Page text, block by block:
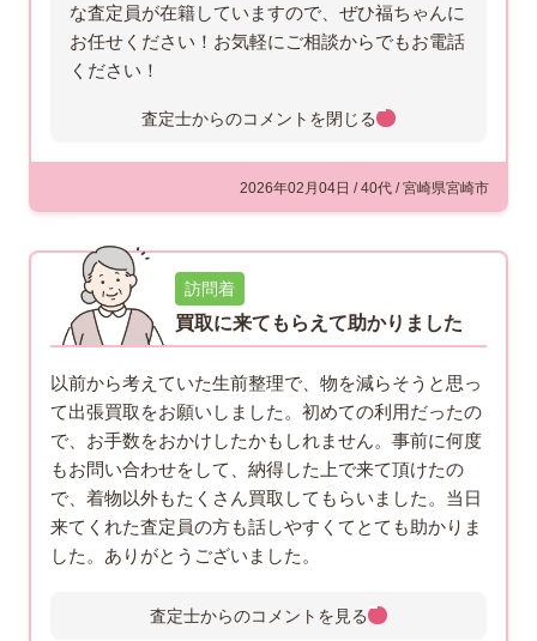
な査定員が在籍していますので、ぜひ福ちゃんに
お任せください！お気軽にご相談からでもお電話
ください！
査定士からのコメントを閉じる
2026年02月04日 / 40代 / 宮崎県宮崎市
訪問着
買取に来てもらえて助かりました
以前から考えていた生前整理で、物を減らそうと思っ
て出張買取をお願いしました。初めての利用だったの
で、お手数をおかけしたかもしれません。事前に何度
もお問い合わせをして、納得した上で来て頂けたの
で、着物以外もたくさん買取してもらいました。当日
来てくれた査定員の方も話しやすくてとても助かりま
した。ありがとうございました。
査定士からのコメント
査定士からのコメントを 見る